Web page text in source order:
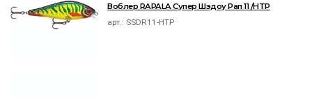
Воблер RAPALA Супер Шэдоу Рап 11 /HTP
арт.: SSDR11-HTP